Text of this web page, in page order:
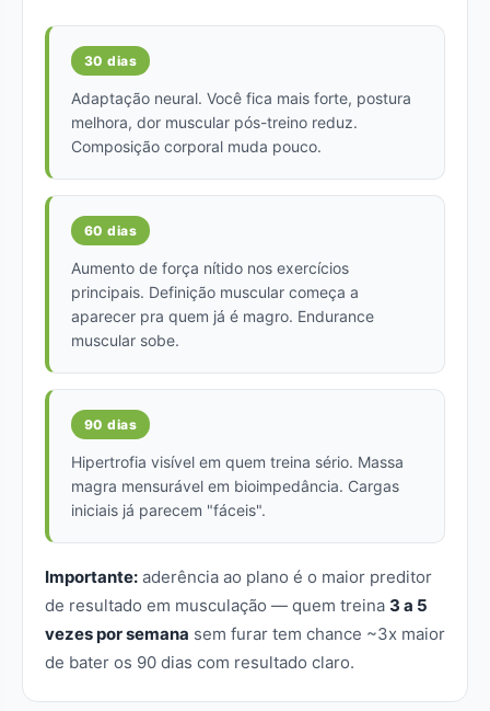
30 dias
Adaptação neural. Você fica mais forte, postura
melhora, dor muscular pós-treino reduz.
Composição corporal muda pouco.
60 dias
Aumento de força nítido nos exercícios
principais. Definição muscular começa a
aparecer pra quem já é magro. Endurance
muscular sobe.
90 dias
Hipertrofia visível em quem treina sério. Massa
magra mensurável em bioimpedância. Cargas
iniciais já parecem "fáceis".
Importante: aderência ao plano é o maior preditor
de resultado em musculação — quem treina 3 a 5
vezes por semana sem furar tem chance ~3x maior
de bater os 90 dias com resultado claro.